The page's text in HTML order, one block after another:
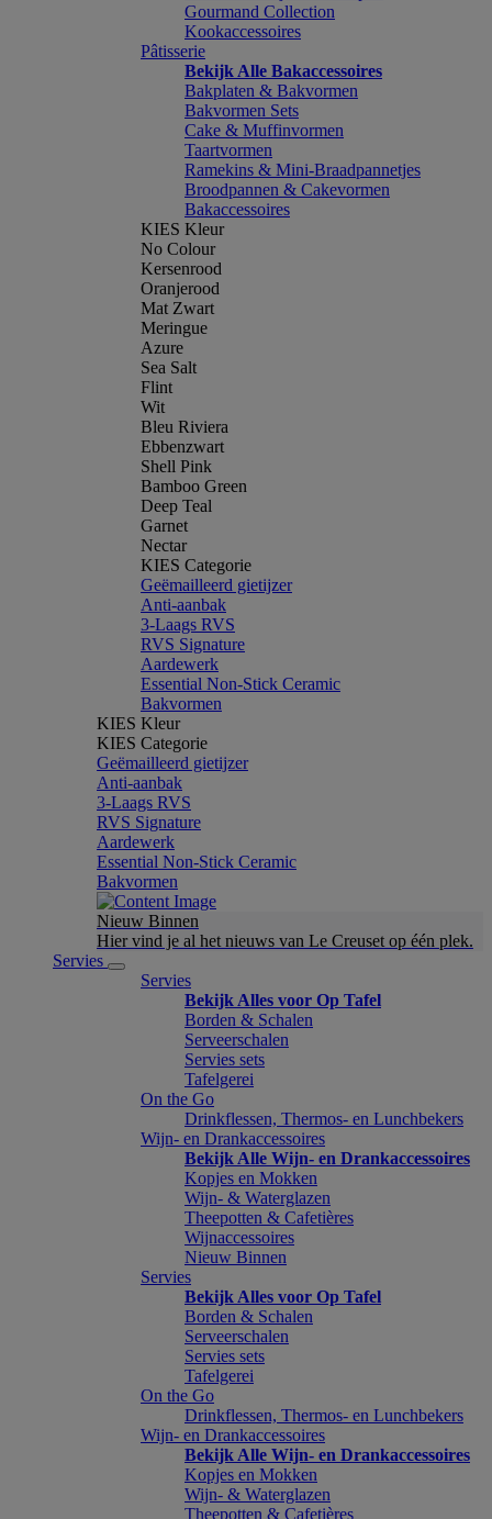
Gourmand Collection
Kookaccessoires
Pâtisserie
Bekijk Alle Bakaccessoires
Bakplaten & Bakvormen
Bakvormen Sets
Cake & Muffinvormen
Taartvormen
Ramekins & Mini-Braadpannetjes
Broodpannen & Cakevormen
Bakaccessoires
KIES Kleur
No Colour
Kersenrood
Oranjerood
Mat Zwart
Meringue
Azure
Sea Salt
Flint
Wit
Bleu Riviera
Ebbenzwart
Shell Pink
Bamboo Green
Deep Teal
Garnet
Nectar
KIES Categorie
Geëmailleerd gietijzer
Anti-aanbak
3-Laags RVS
RVS Signature
Aardewerk
Essential Non-Stick Ceramic
Bakvormen
KIES Kleur
KIES Categorie
Geëmailleerd gietijzer
Anti-aanbak
3-Laags RVS
RVS Signature
Aardewerk
Essential Non-Stick Ceramic
Bakvormen
Nieuw Binnen
Hier vind je al het nieuws van Le Creuset op één plek.
Servies
Servies
Bekijk Alles voor Op Tafel
Borden & Schalen
Serveerschalen
Servies sets
Tafelgerei
On the Go
Drinkflessen, Thermos- en Lunchbekers
Wijn- en Drankaccessoires
Bekijk Alle Wijn- en Drankaccessoires
Kopjes en Mokken
Wijn- & Waterglazen
Theepotten & Cafetières
Wijnaccessoires
Nieuw Binnen
Servies
Bekijk Alles voor Op Tafel
Borden & Schalen
Serveerschalen
Servies sets
Tafelgerei
On the Go
Drinkflessen, Thermos- en Lunchbekers
Wijn- en Drankaccessoires
Bekijk Alle Wijn- en Drankaccessoires
Kopjes en Mokken
Wijn- & Waterglazen
Theepotten & Cafetières